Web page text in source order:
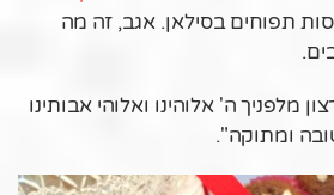
תפוחים בסילאן. אגב, זה מה
מלפניך ה' אלוהינו ואלוהי אבותינו
ומתוקה".